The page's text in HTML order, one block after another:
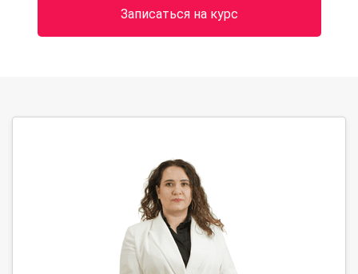
Записаться на курс